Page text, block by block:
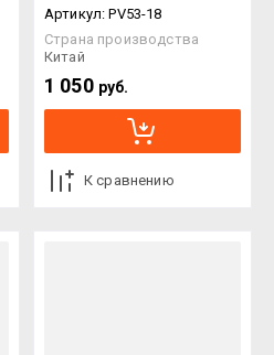
Артикул: PV53-18
Страна производства
Китай
1 050 руб.
К сравнению